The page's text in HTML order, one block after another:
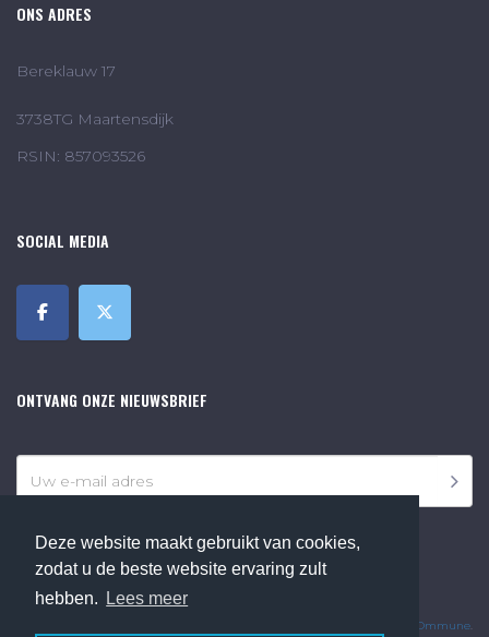
Deze website maakt gebruikt van cookies,
zodat u de beste website ervaring zult
hebben.
Lees meer
ONS ADRES
Bereklauw 17
3738TG Maartensdijk
RSIN: 857093526
SOCIAL MEDIA
ONTVANG ONZE NIEUWSBRIEF
©2018 Online Museum de Bilt. Alle rechten voorbehouden.
Ommune